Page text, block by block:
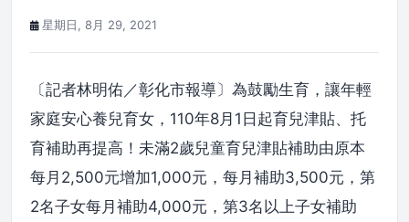
星期日, 8月 29, 2021
〔記者林明佑／彰化市報導〕為鼓勵生育，讓年輕
家庭安心養兒育女，110年8月1日起育兒津貼、托
育補助再提高！未滿2歲兒童育兒津貼補助由原本
每月2,500元增加1,000元，每月補助3,500元，第
2名子女每月補助4,000元，第3名以上子女補助